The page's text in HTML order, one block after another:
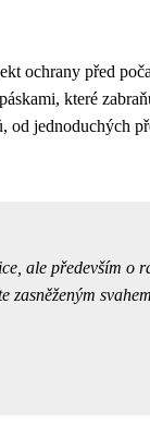
ochrany před
které
jednoduchých
ale především o